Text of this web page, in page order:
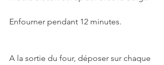
Enfourner pendant 12 minutes.
A la sortie du four, déposer sur chaque